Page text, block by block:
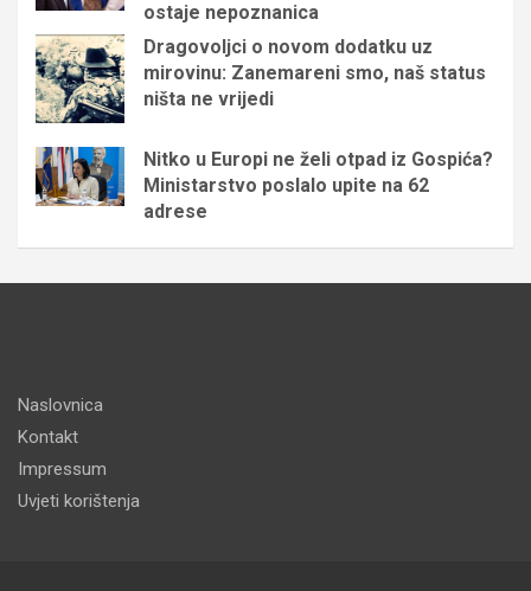
ostaje nepoznanica
Dragovoljci o novom dodatku uz
mirovinu: Zanemareni smo, naš status
ništa ne vrijedi
Nitko u Europi ne želi otpad iz Gospića?
Ministarstvo poslalo upite na 62
adrese
Naslovnica
Kontakt
Impressum
Uvjeti korištenja